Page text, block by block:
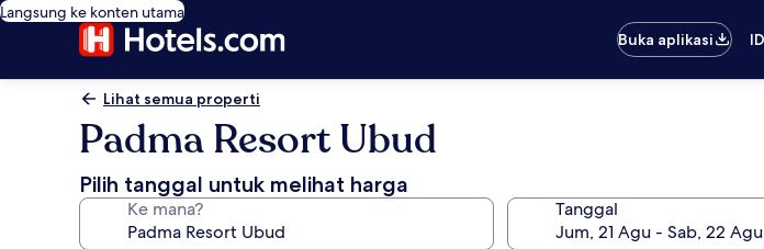
Langsung ke konten utama
Buka aplikasi
Lihat semua properti
Padma Resort Ubud
Pilih tanggal untuk melihat harga
Ke mana? Tanggal